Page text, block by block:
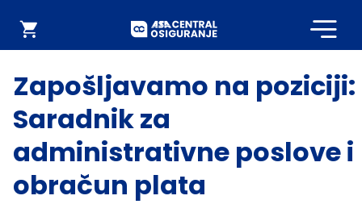
Webshop
Zapošljavamo na poziciji:
Saradnik za
administrativne poslove i
obračun plata